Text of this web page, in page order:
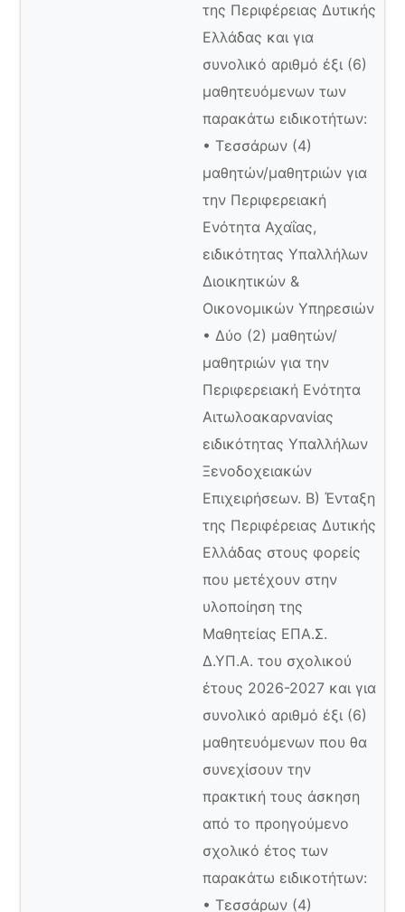
της Περιφέρειας Δυτικής
Ελλάδας και για
συνολικό αριθμό έξι (6)
μαθητευόμενων των
παρακάτω ειδικοτήτων:
• Τεσσάρων (4)
μαθητών/μαθητριών για
την Περιφερειακή
Ενότητα Αχαΐας,
ειδικότητας Υπαλλήλων
Διοικητικών &
Οικονομικών Υπηρεσιών
• Δύο (2) μαθητών/
μαθητριών για την
Περιφερειακή Ενότητα
Αιτωλοακαρνανίας
ειδικότητας Υπαλλήλων
Ξενοδοχειακών
Επιχειρήσεων. Β) Ένταξη
της Περιφέρειας Δυτικής
Ελλάδας στους φορείς
που μετέχουν στην
υλοποίηση της
Μαθητείας ΕΠΑ.Σ.
Δ.ΥΠ.Α. του σχολικού
έτους 2026-2027 και για
συνολικό αριθμό έξι (6)
μαθητευόμενων που θα
συνεχίσουν την
πρακτική τους άσκηση
από το προηγούμενο
σχολικό έτος των
παρακάτω ειδικοτήτων:
• Τεσσάρων (4)